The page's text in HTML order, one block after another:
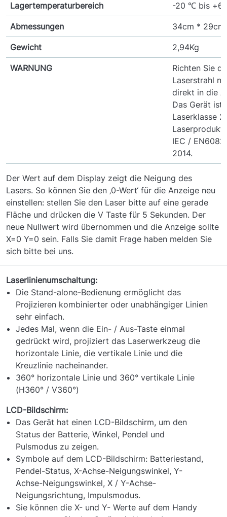
Lagertemperaturbereich -20 ℃ bis
Abmessungen 34cm * 29cm
Gewicht 2,94Kg
WARNUNG
Richten Sie
Laserstrahl
direkt in die
Das Gerät ist
Laserklasse 2
Laserprodukt
IEC /
2014.
Der Wert auf dem Display zeigt die Neigung des
Lasers. So können Sie den ‚0-Wert‘ für die Anzeige neu
einstellen: stellen Sie den Laser bitte auf eine gerade
Fläche und drücken die V Taste für 5 Sekunden. Der
neue Nullwert wird übernommen und die Anzeige sollte
X=0 Y=0 sein. Falls Sie damit Frage haben melden Sie
sich bitte bei uns.
Laserlinienumschaltung:
Die Stand-alone-Bedienung ermöglicht das
Projizieren kombinierter oder unabhängiger Linien
sehr einfach.
Jedes Mal, wenn die Ein- / Aus-Taste einmal
gedrückt wird, projiziert das Laserwerkzeug die
horizontale Linie, die vertikale Linie und die
Kreuzlinie nacheinander.
360° horizontale Linie und 360° vertikale Linie
(H360° / V360°)
LCD-Bildschirm:
Das Gerät hat einen LCD-Bildschirm, um den
Status der Batterie, Winkel, Pendel und
Pulsmodus zu zeigen.
Symbole auf dem LCD-Bildschirm: Batteriestand,
Pendel-Status, X-Achse-Neigungswinkel, Y-
Achse-Neigungswinkel, X / Y-Achse-
Neigungsrichtung, Impulsmodus.
Sie können die X- und Y- Werte auf dem Handy